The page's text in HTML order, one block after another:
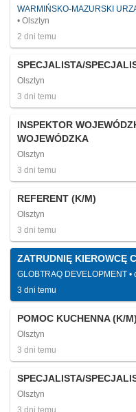
WARMIŃSKO-MAZURSKI
Olsztyn
2 dni temu
SPECJALISTA/
Olsztyn
3 dni temu
INSPEKTOR
WOJEWÓDZKA
Olsztyn
3 dni temu
REFERENT (K/M)
Olsztyn
3 dni temu
ZATRUDNIĘ KIEROWCĘ
GLOBTRAQ DEVELOPMENT
3 dni temu
POMOC KUCHENNA (K/M)
Olsztyn
3 dni temu
SPECJALISTA/
Olsztyn